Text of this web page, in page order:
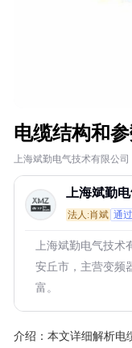
电缆结构和
上海斌勤电气技术有限公司
上海斌勤
法人:肖斌 通
上海斌勤电气技术
安丘市，主营变频
富。
介绍： 本文详细解析电